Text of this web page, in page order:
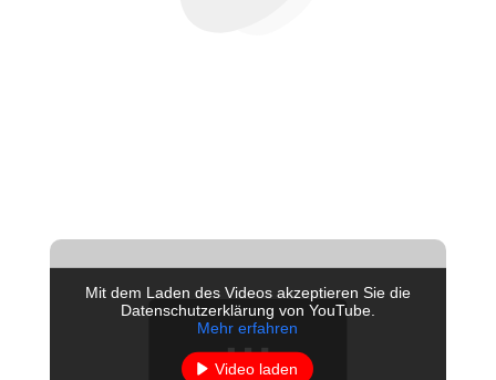
Mit dem Laden des Videos akzeptieren Sie die
Datenschutzerklärung von YouTube.
Mehr erfahren
Video laden